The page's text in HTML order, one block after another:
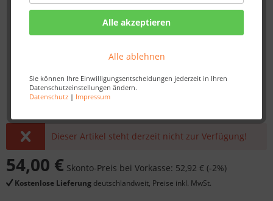
Alle akzeptieren
Alle ablehnen
Sie können Ihre Einwilligungsentscheidungen jederzeit in Ihren
Datenschutzeinstellungen ändern.
Datenschutz| Impressum
Dieser Artikel steht derzeit nicht zur Verfügung!
54,00 € Skonto-Preis bei Vorkasse: 52,92 € (-2%)
Kostenlose Lieferung deutschlandweit, Preise inkl. MwSt.